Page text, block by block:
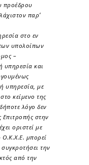
προέδρου
παρ’
στο εν
υπολοίπων
–
υπηρεσία και
υπηρεσία, με
κείμενο της
λόγο δεν
Επιτροπής στην
οριστεί με
μπορεί
την
από την